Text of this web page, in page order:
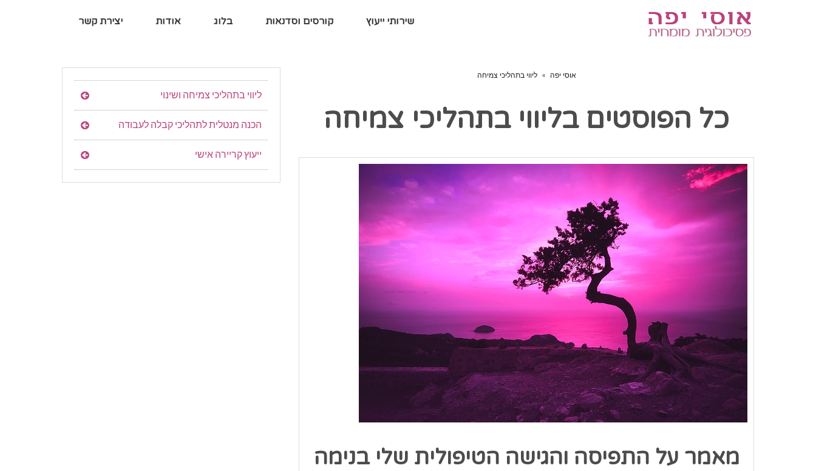
שירותי ייעוץ קורסים וסדנאות בלוג אודות יצירת קשר
אוסי יפה » ליווי בתהליכי צמיחה
כל הפוסטים בליווי בתהליכי צמיחה
מאמר על התפיסה והגישה הטיפולית שלי בנימה
ליווי בתהליכי צמיחה ושינוי
הכנה מנטלית לתהליכי קבלה לעבודה
ייעוץ קריירה אישי